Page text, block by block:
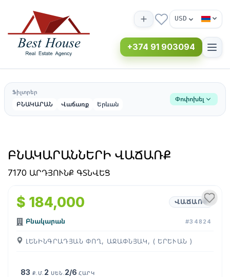
USD
+374 91 903094
Ֆիլտրեր
ԲՆԱԿԱՐԱՆ Վաճառք Երևան
Փոփոխել
ԲՆԱԿԱՐԱՆՆԵՐԻ ՎԱՃԱՌՔ
7170 ԱՐԴՅՈՒՆՔ ԳՏՆՎԵՑ
1
$ 184,000 ՎԱՃԱՌՔ
Բնակարան #34824
ԼԵՆԻՆԳՐԱԴՅԱՆ ՓՈՂ, ԱՋԱՓՆՅԱԿ, ( ԵՐԵՒԱՆ )
83 Ք.Մ. 2 ՍԵՆ. 2/6ՀԱՐԿ